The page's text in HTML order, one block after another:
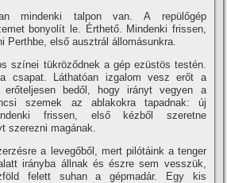
mindenki talpon van. A repülőgép
bonyolí­t le. Érthető. Mindenki frissen,
Perthbe, első ausztrál állomásunkra.
szí­nei tükröződnek a gép ezüstös testén.
csapat. Láthatóan izgalom vesz erőt a
bedől, hogy irányt vegyen a
szemek az ablakokra tapadnak: új
frissen, első kézből szeretne
szerezni magának.
a levegőből, mert pilótáink a tenger
irányba állnak és észre sem vesszük,
felett suhan a gépmadár. Egy kis